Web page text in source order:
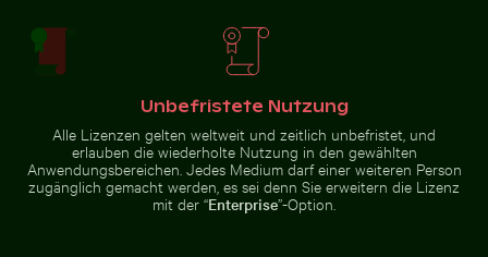
Eckbereich eines
Industriegebäudes mit
Metallrohren und -paneelen
Verschwommener Wald mit
abstrakten Baumstrukturen
Rosa Seerosen auf einem TeichSandweg zur Insel Ko Nui
Unbefristete Nutzung
Alle Lizenzen gelten weltweit und zeitlich unbefristet, und
erlauben die wiederholte Nutzung in den gewählten
Anwendungsbereichen. Jedes Medium darf einer weiteren Person
zugänglich gemacht werden, es sei denn Sie erweitern die Lizenz
mit der “Enterprise”-Option.